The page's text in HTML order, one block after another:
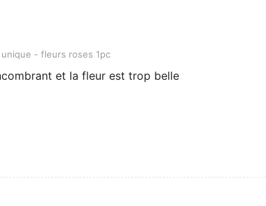
- fleurs roses 1pc
unique - fleurs roses 1pc
et la fleur est trop belle